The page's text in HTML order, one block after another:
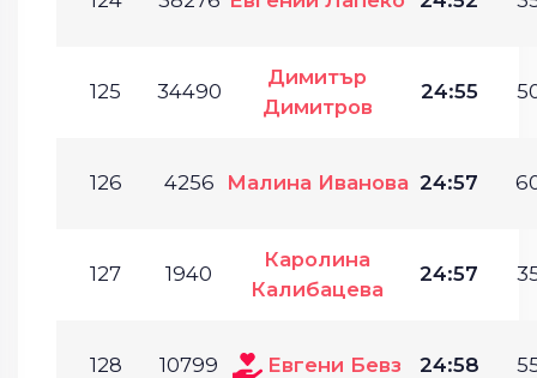
125 34490
Димитър
Димитров
24:55
126 4256 Малина Иванова 24:57
127 1940
Каролина
Калибацева
24:57
128 10799 Евгени Бевз 24:58